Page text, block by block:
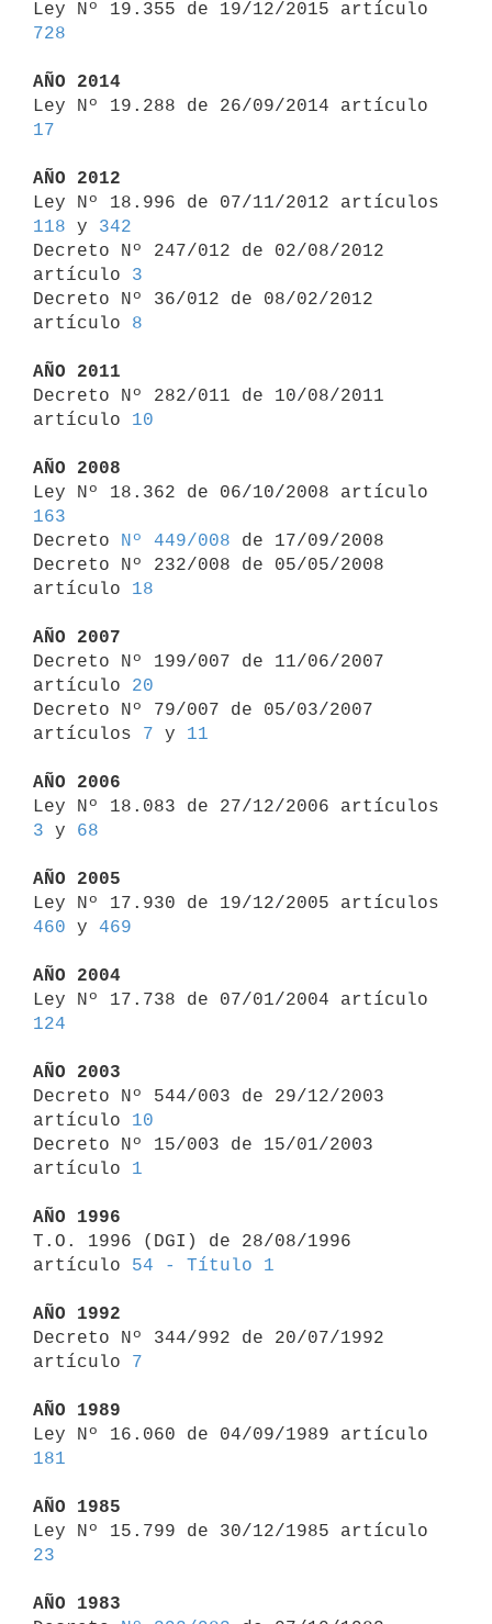
728
AÑO 2014
17
AÑO 2012
118 y 342
Decreto Nº 247/012 de 02/08/2012
artículo 3
Decreto Nº 36/012 de 08/02/2012
artículo 8
AÑO 2011
Decreto Nº 282/011 de 10/08/2011
artículo 10
AÑO 2008
163
Decreto
Nº 449/008 de 17/09/2008
Decreto Nº 232/008 de 05/05/2008
artículo 18
AÑO 2007
Decreto Nº 199/007 de 11/06/2007
artículo 20
Decreto Nº 79/007 de 05/03/2007
artículos 7 y 11
AÑO 2006
3 y 68
AÑO 2005
460 y 469
AÑO 2004
124
AÑO 2003
Decreto Nº 544/003 de 29/12/2003
artículo 10
Decreto Nº 15/003 de 15/01/2003
artículo 1
AÑO 1996
T.O. 1996 (DGI) de 28/08/1996
artículo 54 - Título 1
AÑO 1992
Decreto Nº 344/992 de 20/07/1992
artículo 7
AÑO 1989
181
AÑO 1985
23
AÑO 1983